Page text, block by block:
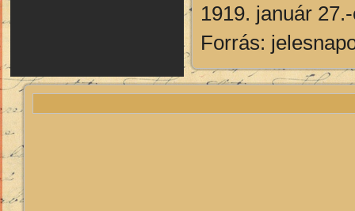
1919. január
Forrás: